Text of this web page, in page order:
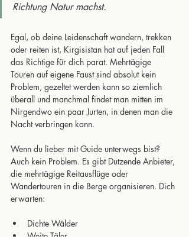
Richtung Natur machst.
Egal, ob deine Leidenschaft wandern, trekken
oder reiten ist, Kirgisistan hat auf jeden Fall
das Richtige für dich parat. Mehrtägige
Touren auf eigene Faust sind absolut kein
Problem, gezeltet werden kann so ziemlich
überall und manchmal findet man mitten im
Nirgendwo ein paar Jurten, in denen man die
Nacht verbringen kann.
Wenn du lieber mit Guide unterwegs bist?
Auch kein Problem. Es gibt Dutzende Anbieter,
die mehrtägige Reitausflüge oder
Wandertouren in die Berge organisieren. Dich
erwarten:
Dichte Wälder
Weite Täler